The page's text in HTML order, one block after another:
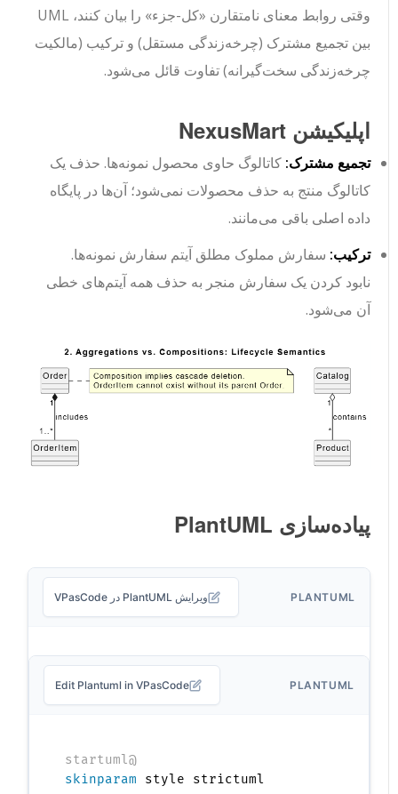
وقتی روابط معنای نامتقارن «کل-جزء» را بیان کنند، UML
بین تجمیع مشترک (چرخه‌زندگی مستقل) و ترکیب (مالکیت
چرخه‌زندگی سخت‌گیرانه) تفاوت قائل می‌شود.
اپلیکیشن NexusMart
تجمیع مشترک:کاتالوگحاویمحصولنمونه‌ها. حذف یک
کاتالوگ منتج به حذف محصولات نمی‌شود؛ آن‌ها در پایگاه
داده اصلی باقی می‌مانند.
ترکیب:سفارشمملوک مطلقآیتم سفارشنمونه‌ها.
نابود کردن یک سفارش منجر به حذف همه آیتم‌های خطی
آن می‌شود.
پیاده‌سازی PlantUML
PLANTUML ویرایش PlantUML در VPasCode
PLANTUML
Edit Plantuml in VPasCode
skinparam
style strictuml